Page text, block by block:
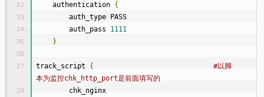
    authentication
{
        auth_type PASS
        auth_pass
1111
}
track_script {
#以脚
本为监控chk_http_port是前面填写的
        chk_nginx